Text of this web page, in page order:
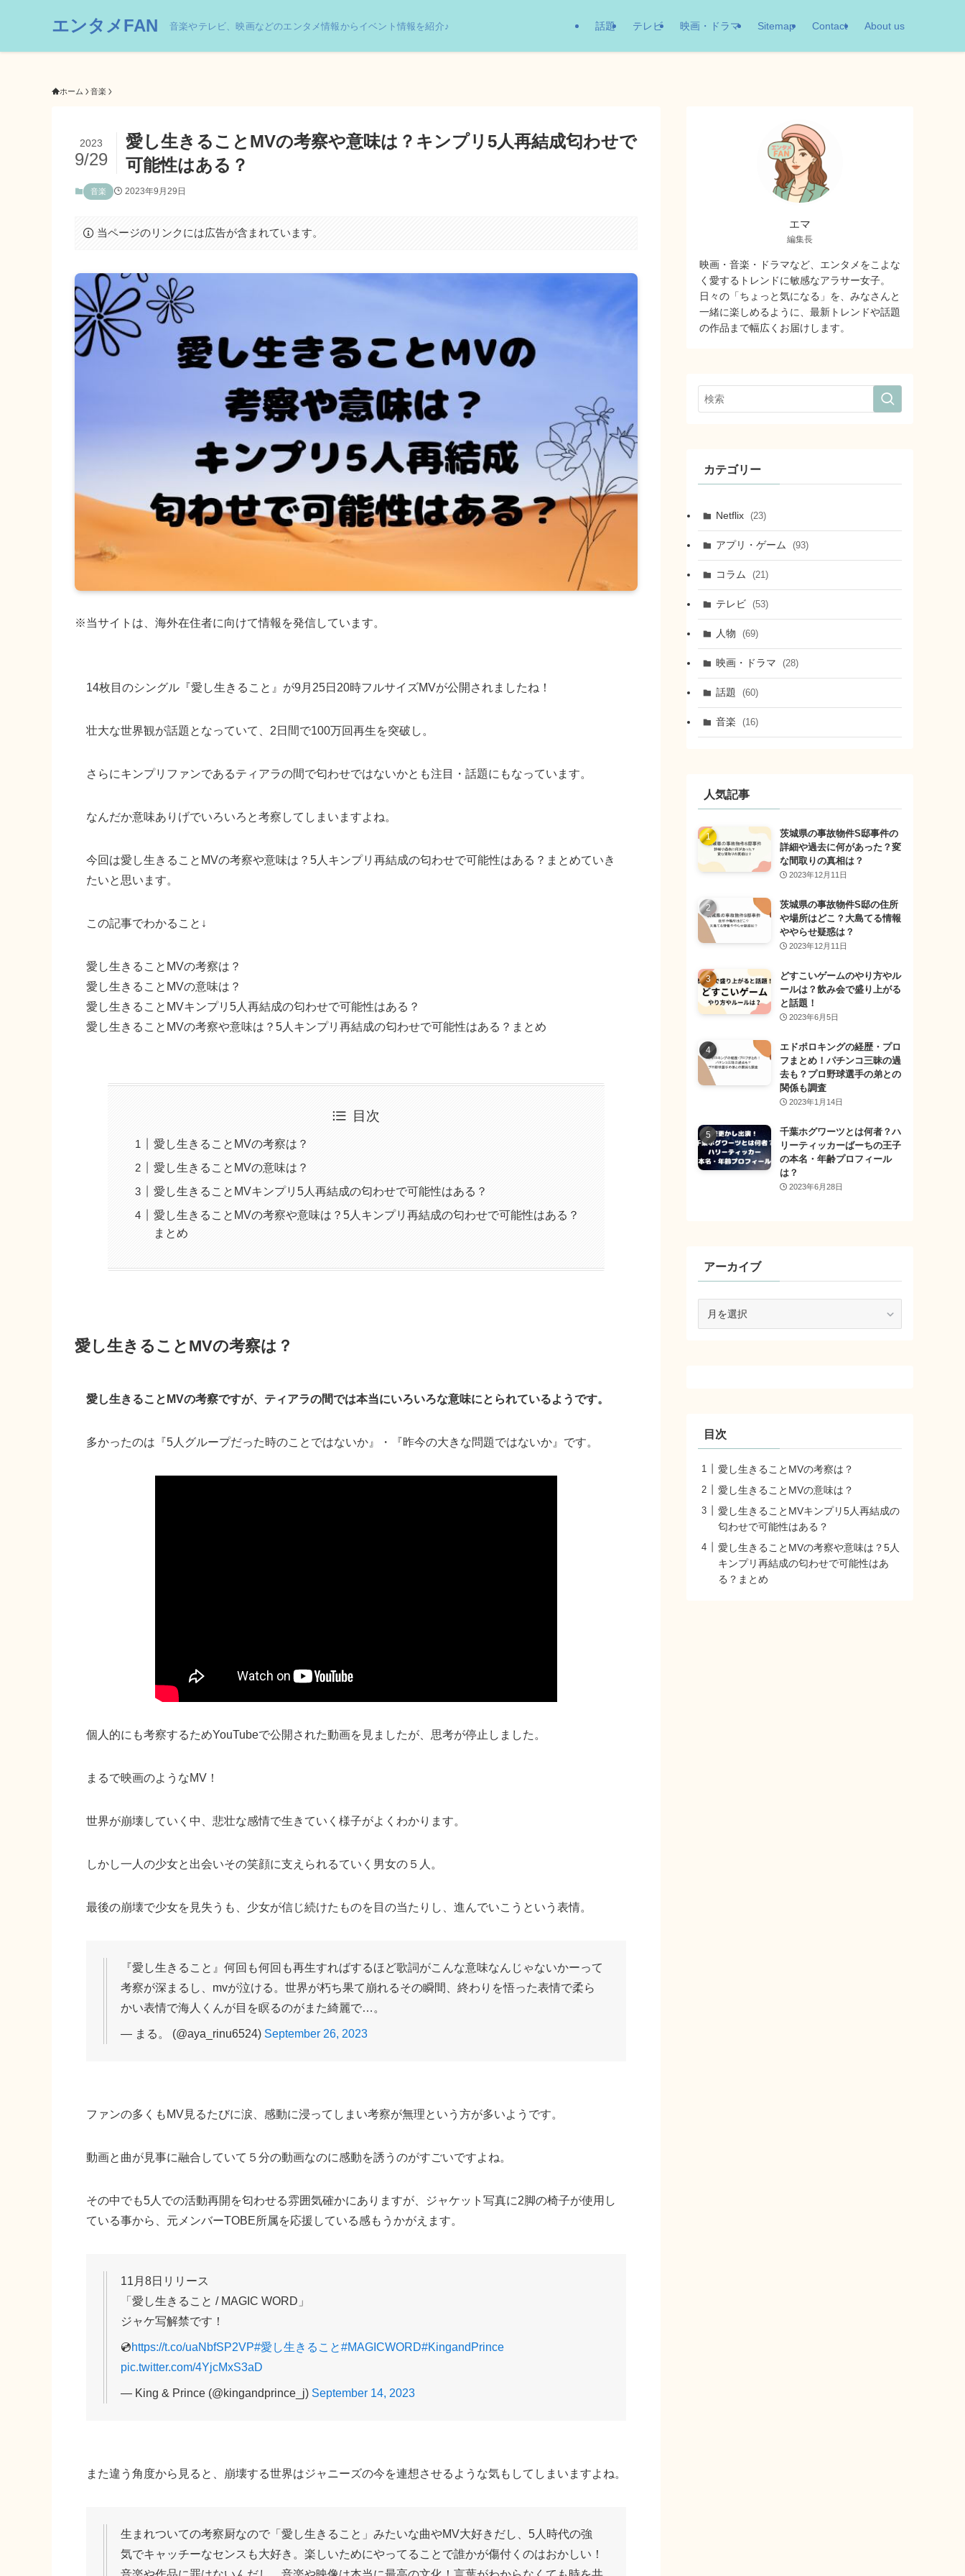
エンタメFAN 音楽やテレビ、映画などのエンタメ情報からイベント情報を紹介♪ 話題 テレビ 映画・ドラマ Sitemap Contact About us
ホーム 音楽
愛し生きることMVの考察や意味は？キンプリ5人再結成匂わせで
可能性はある？
2023
9/29
音楽 2023年9月29日
当ページのリンクには広告が含まれています。
※当サイトは、海外在住者に向けて情報を発信しています。
14枚目のシングル『愛し生きること』が9月25日20時フルサイズMVが公開されましたね！
壮大な世界観が話題となっていて、2日間で100万回再生を突破し。
さらにキンプリファンであるティアラの間で匂わせではないかとも注目・話題にもなっています。
なんだか意味ありげでいろいろと考察してしまいますよね。
今回は愛し生きることMVの考察や意味は？5人キンプリ再結成の匂わせで可能性はある？まとめていき
たいと思います。
この記事でわかること↓
愛し生きることMVの考察は？
愛し生きることMVの意味は？
愛し生きることMVキンプリ5人再結成の匂わせで可能性はある？
愛し生きることMVの考察や意味は？5人キンプリ再結成の匂わせで可能性はある？まとめ
目次
愛し生きることMVの考察は？
愛し生きることMVの意味は？
愛し生きることMVキンプリ5人再結成の匂わせで可能性はある？
愛し生きることMVの考察や意味は？5人キンプリ再結成の匂わせで可能性はある？
まとめ
愛し生きることMVの考察は？
愛し生きることMVの考察ですが、ティアラの間では本当にいろいろな意味にとられているようです。
多かったのは 『5人グループだった時のことではないか』・『昨今の大きな問題ではないか』 です。
個人的にも考察するためYouTubeで公開された動画を見ましたが、思考が停止しました。
まるで映画のようなMV！
世界が崩壊していく中、悲壮な感情で生きていく様子がよくわかります。
しかし一人の少女と出会いその笑顔に支えられるていく男女の５人。
最後の崩壊で少女を見失うも、少女が信じ続けたものを目の当たりし、進んでいこうという表情。
『愛し生きること』何回も何回も再生すればするほど歌詞がこんな意味なんじゃないかーって
考察が深まるし、mvが泣ける。世界が朽ち果て崩れるその瞬間、終わりを悟った表情で柔ら
かい表情で海人くんが目を瞑るのがまた綺麗で…。
— まる。 (@aya_rinu6524) September 26, 2023
ファンの多くもMV見るたびに涙、感動に浸ってしまい考察が無理という方が多いようです。
動画と曲が見事に融合していて５分の動画なのに感動を誘うのがすごいですよね。
その中でも5人での活動再開を匂わせる雰囲気確かにありますが、ジャケット写真に2脚の椅子が使用し
ている事から、元メンバーTOBE所属を応援している感もうかがえます。
11月8日リリース
「愛し生きること / MAGIC WORD」
ジャケ写解禁です！
💿https://t.co/uaNbfSP2VP#愛し生きること#MAGICWORD#KingandPrince
pic.twitter.com/4YjcMxS3aD
— King & Prince (@kingandprince_j) September 14, 2023
また違う角度から見ると、崩壊する世界はジャニーズの今を連想させるような気もしてしまいますよね。
生まれついての考察厨なので「愛し生きること」みたいな曲やMV大好きだし、5人時代の強
気でキャッチーなセンスも大好き。楽しいためにやってることで誰かが傷付くのはおかしい！
エマ
編集長
映画・音楽・ドラマなど、エンタメをこよな
く愛するトレンドに敏感なアラサー女子。
日々の「ちょっと気になる」を、みなさんと
一緒に楽しめるように、最新トレンドや話題
の作品まで幅広くお届けします。
カテゴリー
Netflix (23)
アプリ・ゲーム (93)
コラム (21)
テレビ (53)
人物 (69)
映画・ドラマ (28)
話題 (60)
音楽 (16)
人気記事
茨城県の事故物件S邸事件の
詳細や過去に何があった？変
な間取りの真相は？
2023年12月11日
茨城県の事故物件S邸の住所
や場所はどこ？大島てる情報
ややらせ疑惑は？
2023年12月11日
どすこいゲームのやり方やル
ールは？飲み会で盛り上がる
と話題！
2023年6月5日
エドポロキングの経歴・プロ
フまとめ！パチンコ三昧の過
去も？プロ野球選手の弟との
関係も調査
2023年1月14日
千葉ホグワーツとは何者？ハ
リーティッカーばーちの王子
の本名・年齢プロフィール
は？
2023年6月28日
アーカイブ
目次
愛し生きることMVの考察は？
愛し生きることMVの意味は？
愛し生きることMVキンプリ5人再結成の
匂わせで可能性はある？
愛し生きることMVの考察や意味は？5人
キンプリ再結成の匂わせで可能性はあ
る？まとめ